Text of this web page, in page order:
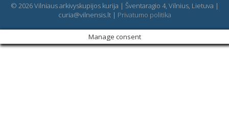
© 2026 Vilniaus arkivyskupijos kurija | Šventaragio 4, Vilnius, Lietuva |
curia@vilnensis.lt | Privatumo politika
Manage consent